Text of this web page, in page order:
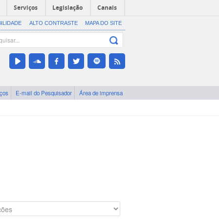
Serviços Legislação Canais
ALTO CONTRASTE MAPA DO SITE
E-mail do Pesquisador Área de imprensa